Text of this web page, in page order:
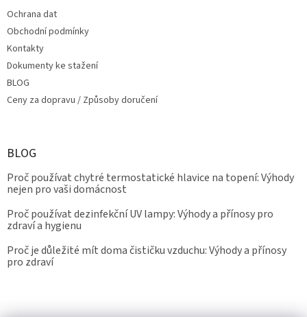
Ochrana dat
Obchodní podmínky
Kontakty
Dokumenty ke stažení
BLOG
Ceny za dopravu / Způsoby doručení
BLOG
Proč používat chytré termostatické hlavice na topení: Výhody
nejen pro vaši domácnost
Proč používat dezinfekční UV lampy: Výhody a přínosy pro
zdraví a hygienu
Proč je důležité mít doma čističku vzduchu: Výhody a přínosy
pro zdraví